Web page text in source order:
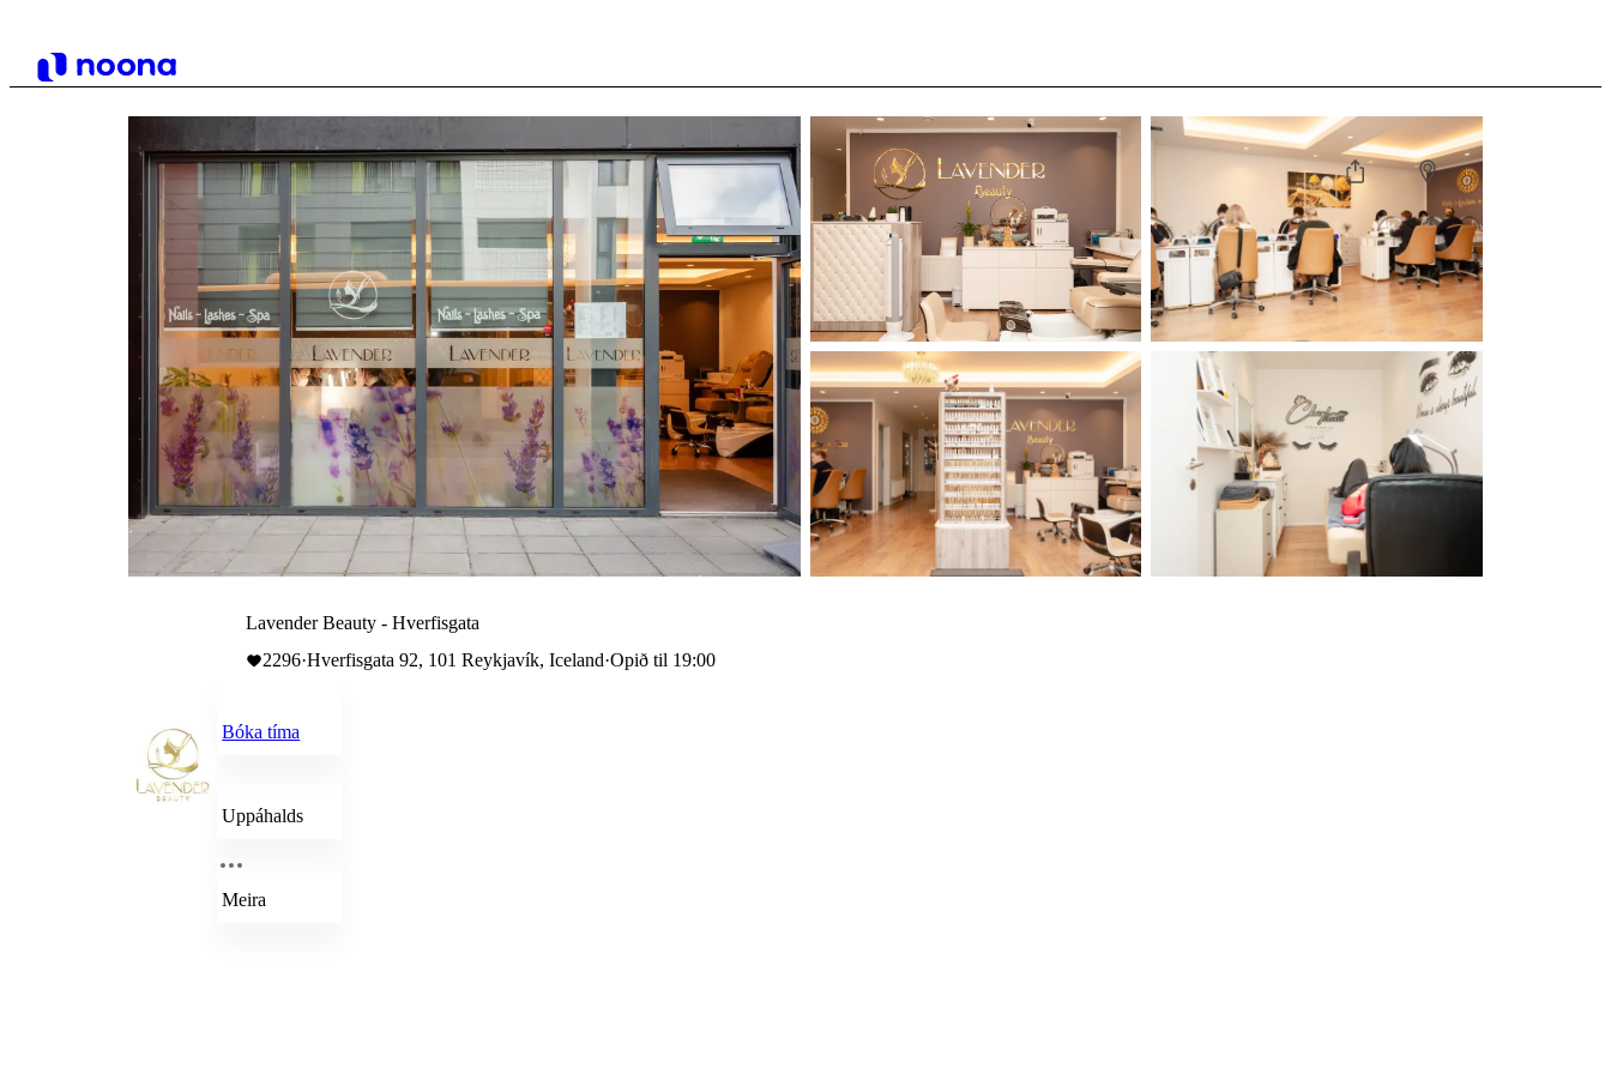
Lavender Beauty - Hverfisgata
2296·Hverfisgata 92, 101 Reykjavík, Iceland·Opið til 19:00
Bóka tíma
Uppáhalds
Meira